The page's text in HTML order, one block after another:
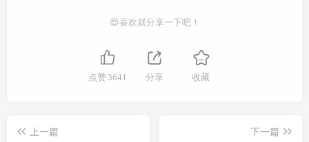
😍喜欢就分享一下吧！
点赞3641 分享 收藏
上一篇
下一篇